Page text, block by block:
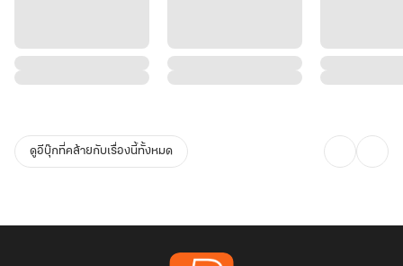
ดูอีบุ๊กที่คล้ายกับเรื่องนี้ทั้งหมด